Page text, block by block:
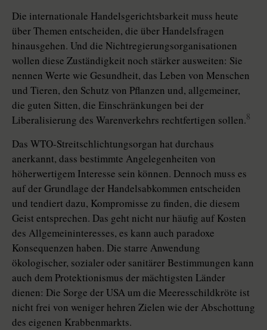
Die internationale Handelsgerichtsbarkeit muss heute
über Themen entscheiden, die über Handelsfragen
hinausgehen. Und die Nichtregierungsorganisationen
wollen diese Zuständigkeit noch stärker ausweiten: Sie
nennen Werte wie Gesundheit, das Leben von Menschen
und Tieren, den Schutz von Pflanzen und, allgemeiner,
die guten Sitten, die Einschränkungen bei der
Liberalisierung des Warenverkehrs rechtfertigen sollen.8
Das WTO-Streitschlichtungsorgan hat durchaus
anerkannt, dass bestimmte Angelegenheiten von
höherwertigem Interesse sein können. Dennoch muss es
auf der Grundlage der Handelsabkommen entscheiden
und tendiert dazu, Kompromisse zu finden, die diesem
Geist entsprechen. Das geht nicht nur häufig auf Kosten
des Allgemeininteresses, es kann auch paradoxe
Konsequenzen haben. Die starre Anwendung
ökologischer, sozialer oder sanitärer Bestimmungen kann
auch dem Protektionismus der mächtigsten Länder
dienen: Die Sorge der USA um die Meeresschildkröte ist
nicht frei von weniger hehren Zielen wie der Abschottung
des eigenen Krabbenmarkts.